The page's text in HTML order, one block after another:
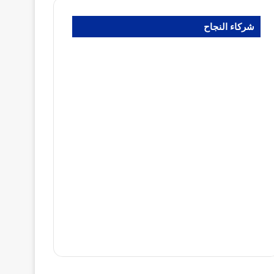
شركاء النجاح